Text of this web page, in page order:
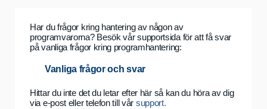
Har du frågor kring hantering av någon av
programvarorna? Besök vår supportsida för att få svar
på vanliga frågor kring programhantering:
Vanliga frågor och svar
Hittar du inte det du letar efter här så kan du höra av dig
via e-post eller telefon till vår support.